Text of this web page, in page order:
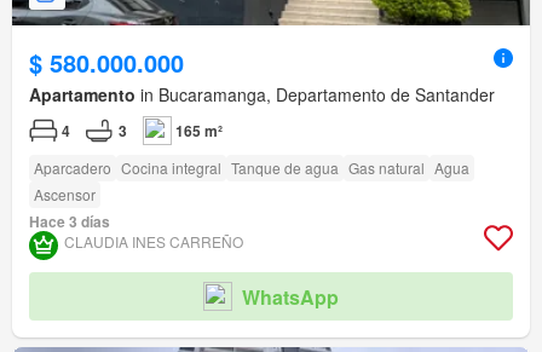
$ 580.000.000
Apartamento in Bucaramanga, Departamento de Santander
4 3 165 m²
Aparcadero Cocina integral Tanque de agua Gas natural Agua
Ascensor
Hace 3 días
CLAUDIA INES CARREÑO
WhatsApp